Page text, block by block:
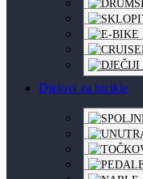
Djelovi za bicikle